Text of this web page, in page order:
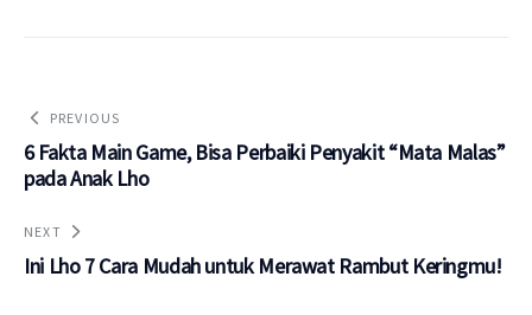
PREVIOUS
6 Fakta Main Game, Bisa Perbaiki Penyakit “Mata Malas”
pada Anak Lho
NEXT
Ini Lho 7 Cara Mudah untuk Merawat Rambut Keringmu!